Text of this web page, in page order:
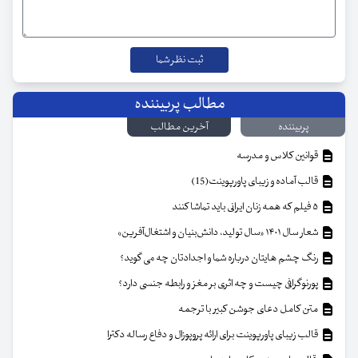
مطالب پربیننده
پربیننده
آخرین مطالب
قوانین کلاس و مدرسه
قالب آماده و زیبای پاورپوینت(15)
شعار سال ۱۴۰۱ «سال تولید، دانش‌بنیان و اشتغال‌آفرین»
رنگ چشم هایتان درباره شما و اجدادتان چه می گوید؟
پورنوگرافی چیست و چه اثری بر مغز و رابطه جنسی دارد؟
متن کامل دعای جوشن کبیر با ترجمه
قالب زیبای پاورپوینت برای ارائه پروپوزال و دفاع رساله دکترا